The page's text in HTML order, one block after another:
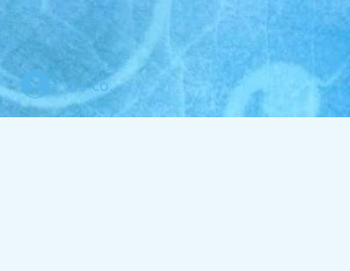
Se connecter